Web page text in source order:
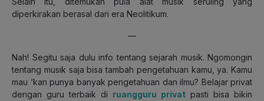
diperkirakan berasal dari era Neolitikum.
—
Nah! Segitu saja dulu info tentang sejarah musik. Ngomongin
tentang musik saja bisa tambah pengetahuan kamu, ya. Kamu
mau ‘kan punya banyak pengetahuan dan ilmu? Belajar privat
dengan guru terbaik di ruangguru privat pasti bisa bikin